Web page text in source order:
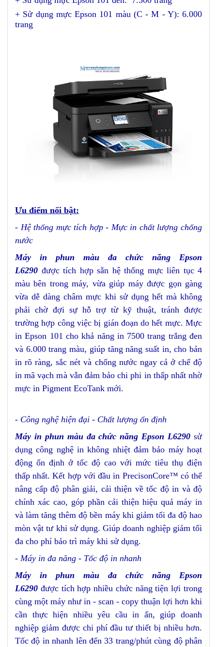
+ Sử dụng mực Epson 101 màu (C - M - Y): 6.000
trang
Ưu điểm nổi bật:
- Hệ thống mực tích hợp - Mực in chất lượng chống
nước
Máy in phun màu đa chức năng Epson
L6290 được tích hợp sẵn hệ thống mực liên tục 4
màu bên trong máy, vừa giúp máy được gọn gàng
vừa dễ dàng châm mực khi sử dụng hết mà không
phải chờ đợi sự hỗ trợ từ kỹ thuật, tránh được
trường hợp công việc bị gián đoạn do hết mực. Mực
in Epson 101 cho khả năng in 7500 trang trắng đen
và 6.000 trang màu, giúp tăng năng suất in, cho bản
in rõ ràng, sắc nét và chống nước ngay cả ở chế độ
in mã vạch mà vẫn đảm bảo chi phi in thấp nhất nhờ
mực in Pigment EcoTank mới.
- Công nghệ hiện đại - Chất lượng ổn định
Máy in phun màu đa chức năng Epson L6290 sử
dụng công nghệ in không nhiệt đảm bảo máy hoạt
động ổn định ở tốc độ cao với mức tiêu thụ điện
thấp nhất. Kết hợp với đầu in PrecisonCore™ có thể
nâng cấp độ phân giải, cải thiện về tốc độ in và độ
chính xác cao, góp phần cải thiện hiệu quả máy in
và làm tăng thêm độ bền máy khi giảm tối đa độ hao
mòn vật tư khi sử dụng. Giúp doanh nghiệp giảm tối
đa cho phí bảo trì máy khi sử dụng.
- Máy in đa năng - Tốc độ in nhanh
Máy in phun màu đa chức năng Epson
L6290 được tích hợp nhiều chức năng tiện lợi trong
cùng một máy như in - scan - copy thuận lợi hơn khi
cần thực hiện nhiều yêu cầu in ấn, giúp doanh
nghiệp giảm được chi phí đầu tư thiết bị nhiều hơn.
Tốc độ in nhanh lên đến 33 trang/phút cùng độ phân